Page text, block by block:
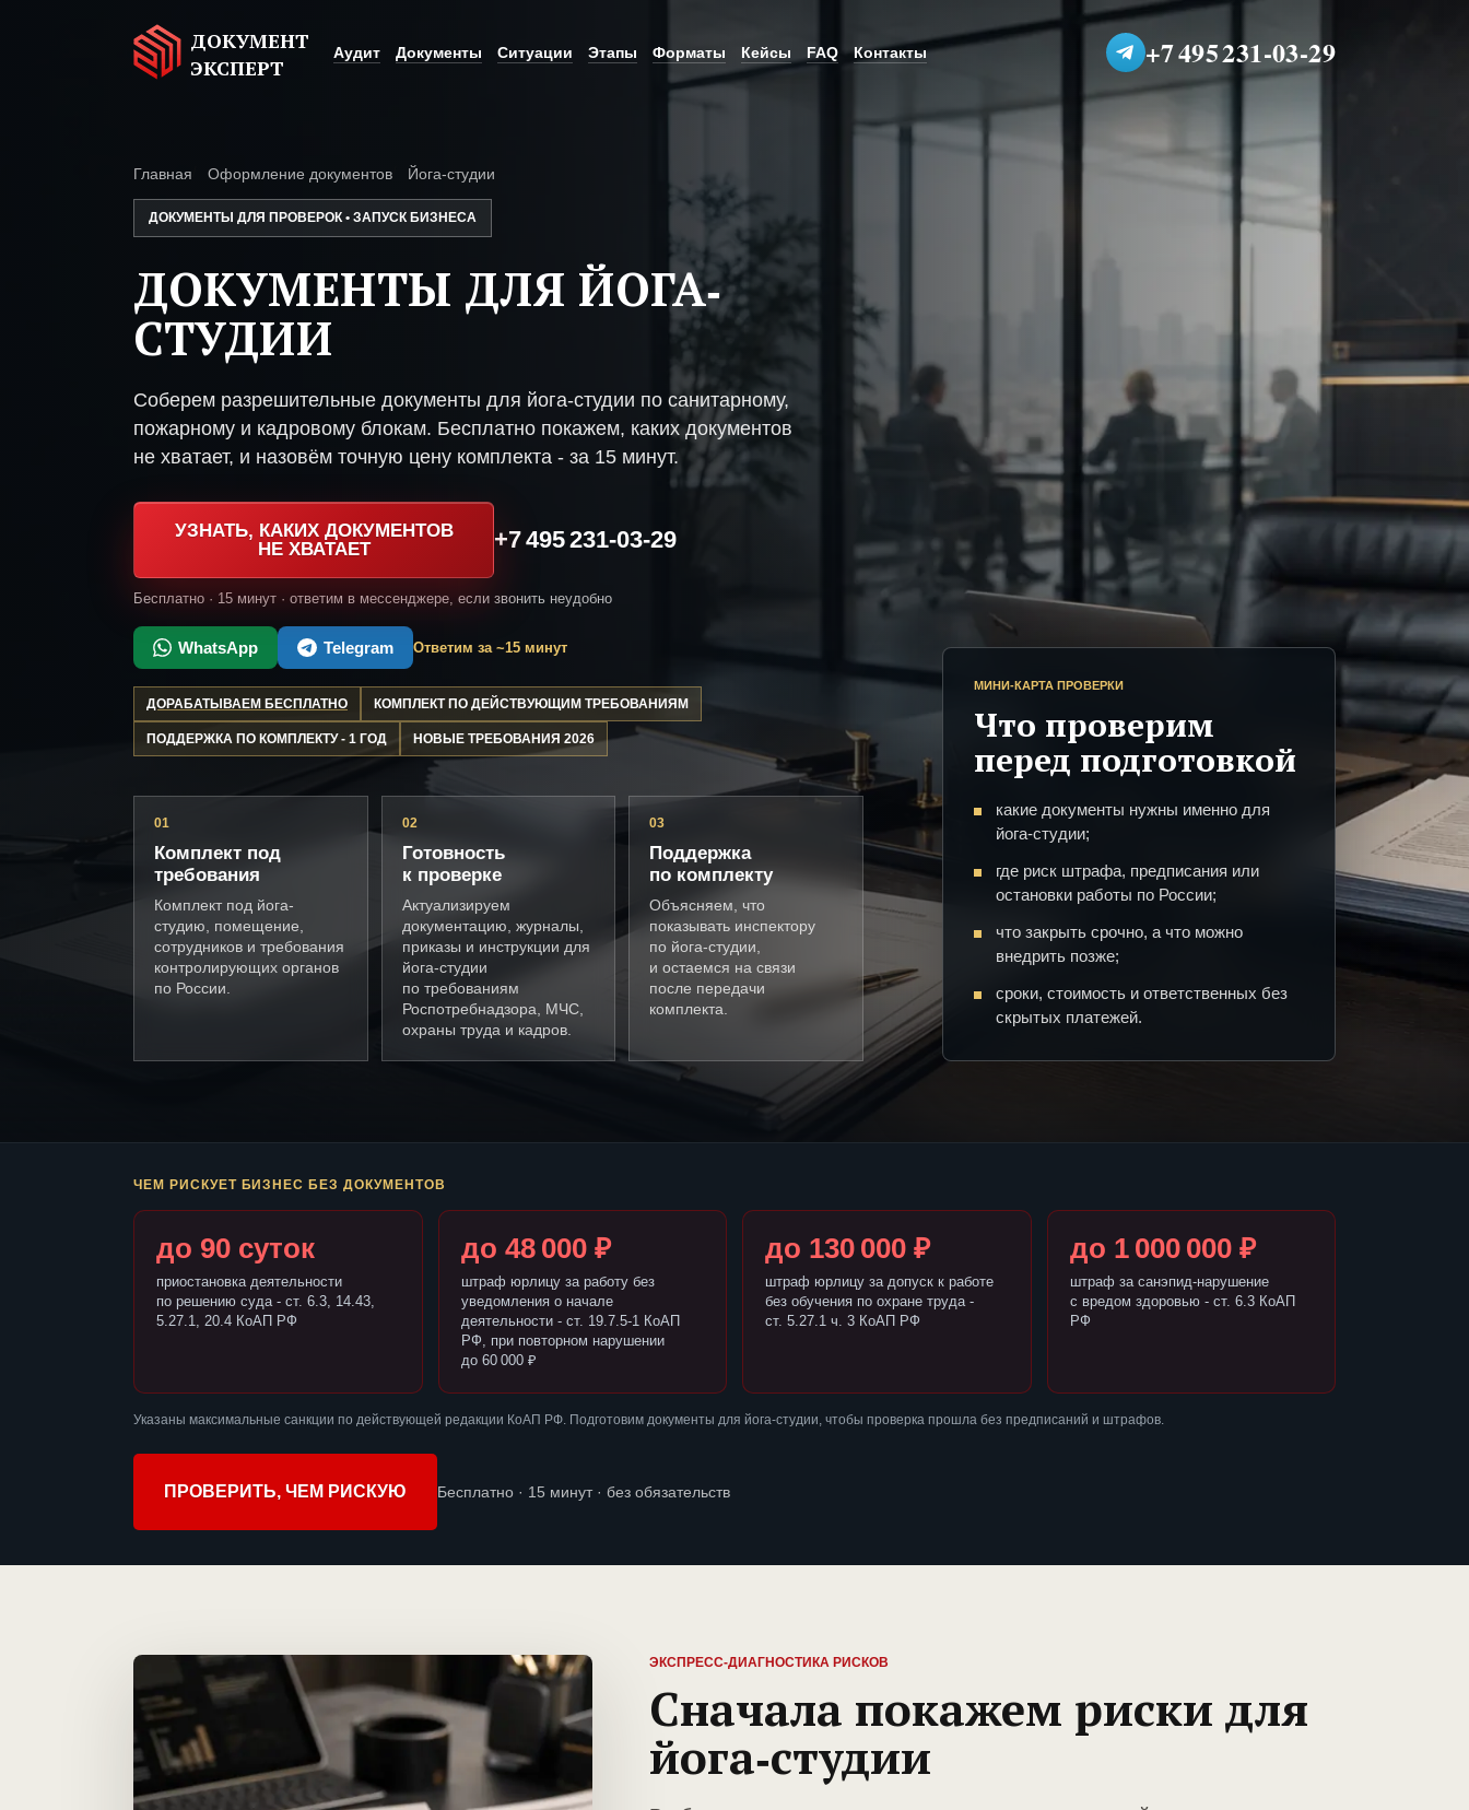
ДОКУМЕНТ
ЭКСПЕРТ
Аудит Документы Ситуации Этапы Форматы Кейсы FAQ Контакты +7 495 231-03-29
Главная Оформление документов Йога-студии
ДОКУМЕНТЫ ДЛЯ ПРОВЕРОК • ЗАПУСК БИЗНЕСА
ДОКУМЕНТЫ ДЛЯ ЙОГА-
СТУДИИ
Соберем разрешительные документы для йога-студии по санитарному,
пожарному и кадровому блокам. Бесплатно покажем, каких документов
не хватает, и назовём точную цену комплекта - за 15 минут.
УЗНАТЬ, КАКИХ ДОКУМЕНТОВ
НЕ ХВАТАЕТ
+7 495 231-03-29
Бесплатно · 15 минут · ответим в мессенджере, если звонить неудобно
WhatsApp Telegram Ответим за ~15 минут
ДОРАБАТЫВАЕМ БЕСПЛАТНО КОМПЛЕКТ ПО ДЕЙСТВУЮЩИМ ТРЕБОВАНИЯМ
ПОДДЕРЖКА ПО КОМПЛЕКТУ - 1 ГОД НОВЫЕ ТРЕБОВАНИЯ 2026
01
Комплект под
требования
Комплект под йога-
студию, помещение,
сотрудников и требования
контролирующих органов
по России.
02
Готовность
к проверке
Актуализируем
документацию, журналы,
приказы и инструкции для
йога-студии
по требованиям
Роспотребнадзора, МЧС,
охраны труда и кадров.
03
Поддержка
по комплекту
Объясняем, что
показывать инспектору
по йога-студии,
и остаемся на связи
после передачи
комплекта.
МИНИ-КАРТА ПРОВЕРКИ
Что проверим
перед подготовкой
какие документы нужны именно для
йога-студии;
где риск штрафа, предписания или
остановки работы по России;
что закрыть срочно, а что можно
внедрить позже;
сроки, стоимость и ответственных без
скрытых платежей.
ЧЕМ РИСКУЕТ БИЗНЕС БЕЗ ДОКУМЕНТОВ
до 90 суток
приостановка деятельности
по решению суда - ст. 6.3, 14.43,
5.27.1, 20.4 КоАП РФ
до 48 000 ₽
штраф юрлицу за работу без
уведомления о начале
деятельности - ст. 19.7.5-1 КоАП
РФ, при повторном нарушении
до 60 000 ₽
до 130 000 ₽
штраф юрлицу за допуск к работе
без обучения по охране труда -
ст. 5.27.1 ч. 3 КоАП РФ
до 1 000 000 ₽
штраф за санэпид-нарушение
с вредом здоровью - ст. 6.3 КоАП
РФ
Указаны максимальные санкции по действующей редакции КоАП РФ. Подготовим документы для йога-студии, чтобы проверка прошла без предписаний и штрафов.
ПРОВЕРИТЬ, ЧЕМ РИСКУЮ Бесплатно · 15 минут · без обязательств
ЭКСПРЕСС-ДИАГНОСТИКА РИСКОВ
Сначала покажем риски для
йога-студии